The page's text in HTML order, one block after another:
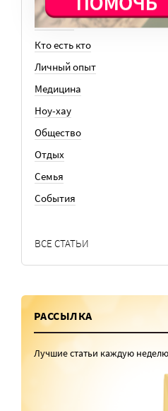
Колонки
Кто есть кто
Личный опыт
Медицина
Ноу-хау
Общество
Отдых
Семья
События
ВСЕ СТАТЬИ
РАССЫЛКА
Лучшие статьи каждую